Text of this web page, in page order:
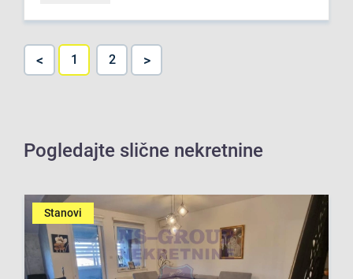
< 1 2 >
Pogledajte slične nekretnine
Stanovi